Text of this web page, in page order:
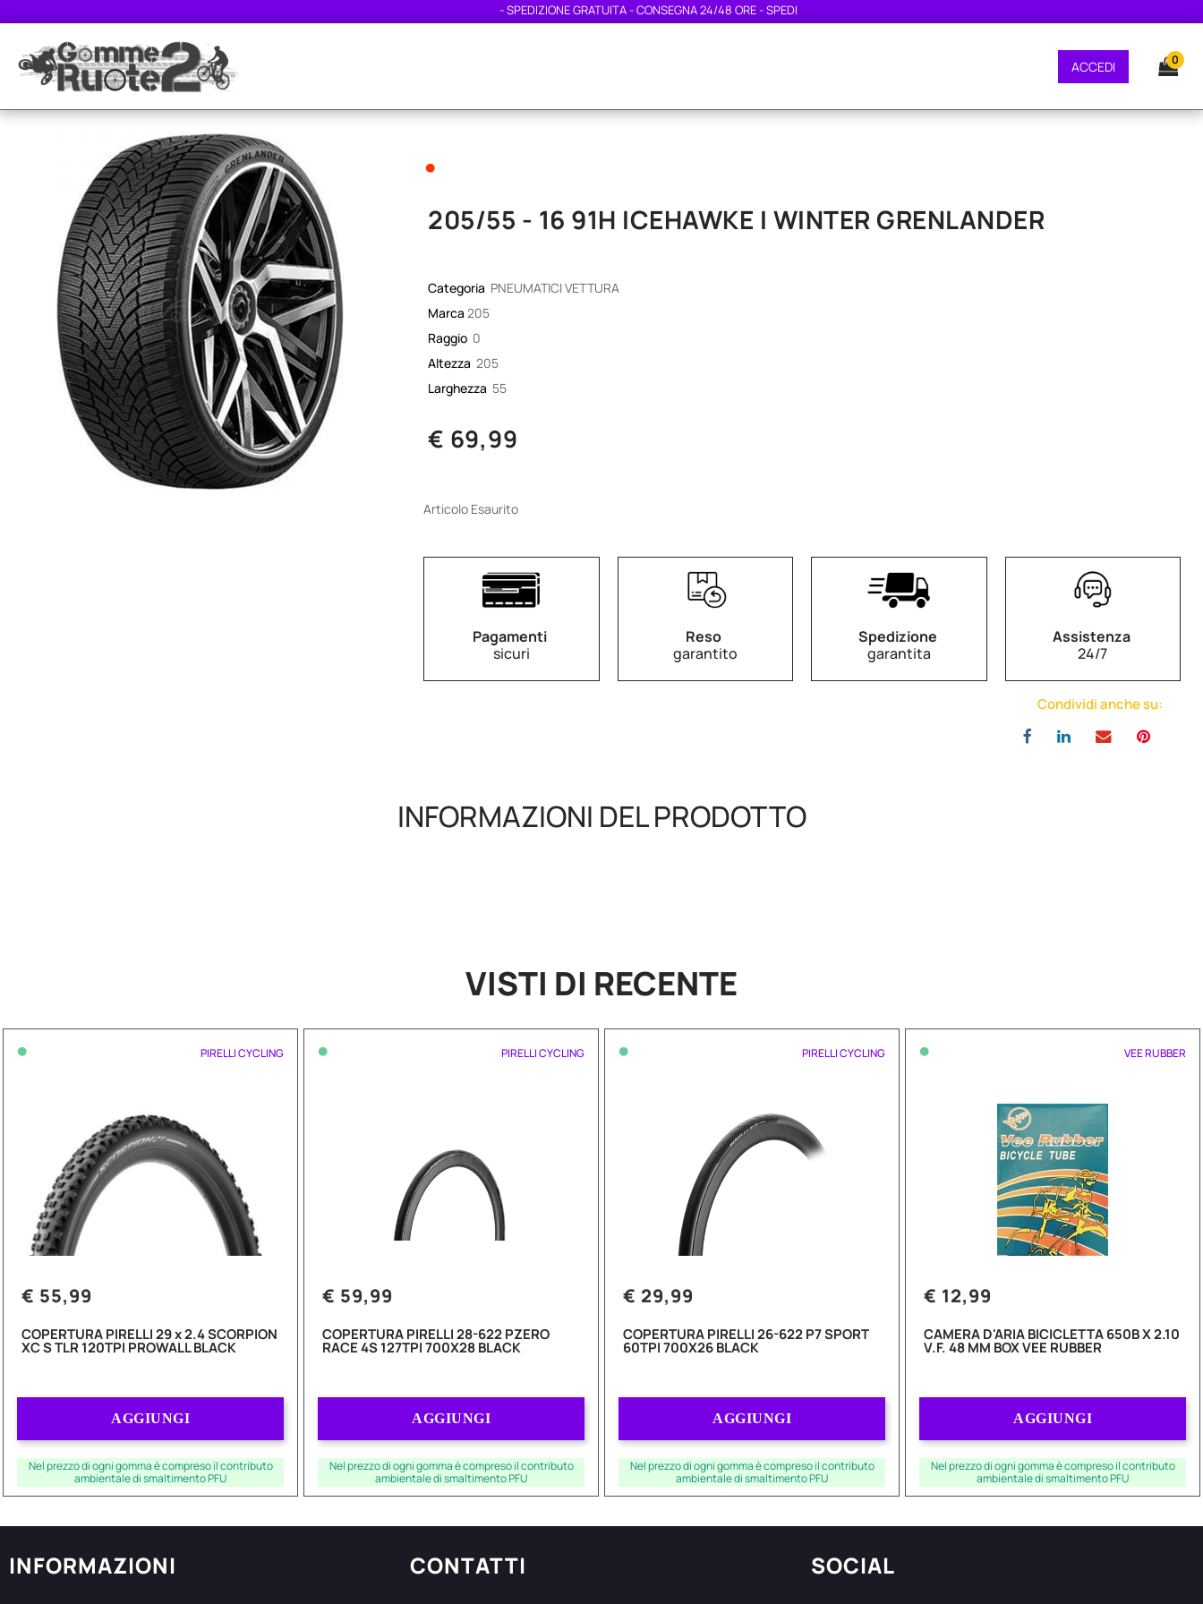
- SPEDIZIONE GRATUITA - CONSEGNA 24/48 ORE - SPEDIZIONE GRATUITA - CONSEGNA 24/48 ORE - SPEDIZIONE GRATUITA -
ACCEDI 0
•
205/55 - 16 91H ICEHAWKE I WINTER GRENLANDER
Categoria PNEUMATICI VETTURA
Marca 205
Raggio 0
Altezza 205
Larghezza 55
€ 69,99
Articolo Esaurito
Pagamenti
sicuri
Reso
garantito
Spedizione
garantita
Assistenza
24/7
Condividi anche su:
INFORMAZIONI DEL PRODOTTO
VISTI DI RECENTE
• PIRELLI CYCLING
€ 55,99
COPERTURA PIRELLI 29 x 2.4 SCORPION
XC S TLR 120TPI PROWALL BLACK
AGGIUNGI
Nel prezzo di ogni gomma è compreso il contributo
ambientale di smaltimento PFU
• PIRELLI CYCLING
€ 59,99
COPERTURA PIRELLI 28-622 PZERO
RACE 4S 127TPI 700X28 BLACK
AGGIUNGI
Nel prezzo di ogni gomma è compreso il contributo
ambientale di smaltimento PFU
• PIRELLI CYCLING
€ 29,99
COPERTURA PIRELLI 26-622 P7 SPORT
60TPI 700X26 BLACK
AGGIUNGI
Nel prezzo di ogni gomma è compreso il contributo
ambientale di smaltimento PFU
• VEE RUBBER
€ 12,99
CAMERA D'ARIA BICICLETTA 650B X 2.10
V.F. 48 MM BOX VEE RUBBER
AGGIUNGI
Nel prezzo di ogni gomma è compreso il contributo
ambientale di smaltimento PFU
INFORMAZIONI CONTATTI SOCIAL